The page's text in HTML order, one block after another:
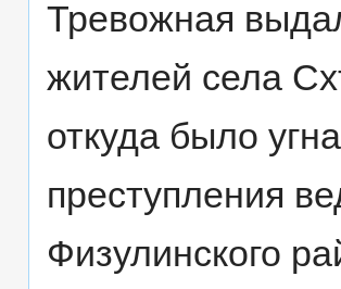
Тревожная
жителей села
откуда было
преступления
Физулинского